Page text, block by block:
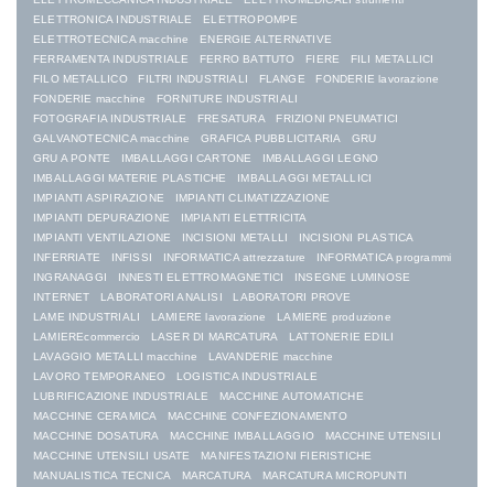
ELETTRONICA INDUSTRIALE
ELETTROPOMPE
ELETTROTECNICA macchine
ENERGIE ALTERNATIVE
FERRAMENTA INDUSTRIALE
FERRO BATTUTO FIERE
FILI METALLICI
FILO METALLICO
FILTRI INDUSTRIALI FLANGE
FONDERIE lavorazione
FONDERIE macchine
FORNITURE INDUSTRIALI
FOTOGRAFIA INDUSTRIALE
FRESATURA
FRIZIONI PNEUMATICI
GALVANOTECNICA macchine
GRAFICA PUBBLICITARIA
GRU
GRU A PONTE
IMBALLAGGI CARTONE
IMBALLAGGI LEGNO
IMBALLAGGI MATERIE PLASTICHE
IMBALLAGGI METALLICI
IMPIANTI ASPIRAZIONE
IMPIANTI CLIMATIZZAZIONE
IMPIANTI DEPURAZIONE
IMPIANTI ELETTRICITA
IMPIANTI VENTILAZIONE
INCISIONI METALLI
INCISIONI PLASTICA
INFERRIATE
INFISSI INFORMATICA attrezzature
INFORMATICA programmi
INGRANAGGI
INNESTI ELETTROMAGNETICI
INSEGNE LUMINOSE
INTERNET
LABORATORI ANALISI
LABORATORI PROVE
LAME INDUSTRIALI
LAMIERE lavorazione
LAMIERE produzione
LAMIEREcommercio
LASER DI MARCATURA
LATTONERIE EDILI
LAVAGGIO METALLI macchine
LAVANDERIE macchine
LAVORO TEMPORANEO
LOGISTICA INDUSTRIALE
LUBRIFICAZIONE INDUSTRIALE
MACCHINE AUTOMATICHE
MACCHINE CERAMICA
MACCHINE CONFEZIONAMENTO
MACCHINE DOSATURA
MACCHINE IMBALLAGGIO
MACCHINE UTENSILI
MACCHINE UTENSILI USATE
MANIFESTAZIONI FIERISTICHE
MANUALISTICA TECNICA
MARCATURA
MARCATURA MICROPUNTI